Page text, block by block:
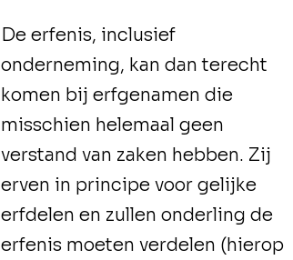
De erfenis, inclusief
onderneming, kan dan terecht
komen bij erfgenamen die
misschien helemaal geen
verstand van zaken hebben. Zij
erven in principe voor gelijke
erfdelen en zullen onderling de
erfenis moeten verdelen (hierop